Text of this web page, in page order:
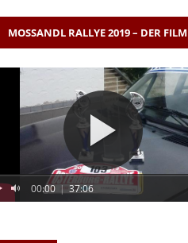
MOSSANDL RALLYE 2019 – DER FILM
00:00 | 37:06